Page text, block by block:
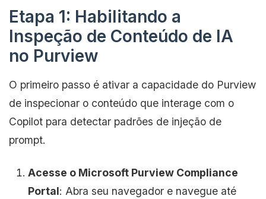
Etapa 1: Habilitando a
Inspeção de Conteúdo de IA
no Purview
O primeiro passo é ativar a capacidade do Purview
de inspecionar o conteúdo que interage com o
Copilot para detectar padrões de injeção de
prompt.
Acesse o Microsoft Purview Compliance
Portal: Abra seu navegador e navegue até